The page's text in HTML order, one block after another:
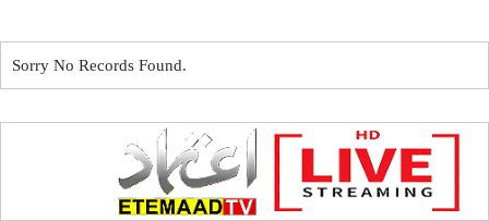
Sorry No Records Found.